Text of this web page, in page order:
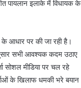
पायलान इलाके में विधायक के
के आधार पर की जा रही है।
सभी आवश्यक कदम उठाए
मीडिया पर चल रहे
के खिलाफ धमकी भरे बयान